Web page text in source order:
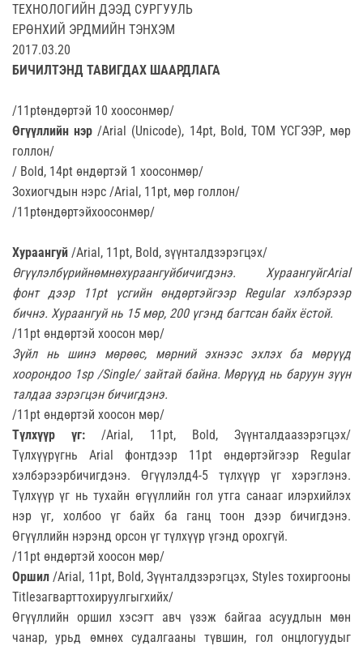
ТЕХНОЛОГИЙН ДЭЭД СУРГУУЛЬ
ЕРӨНХИЙ ЭРДМИЙН ТЭНХЭМ
2017.03.20
БИЧИЛТЭНД ТАВИГДАХ ШААРДЛАГА
/11ptөндөртэй 10 хоосонмөр/
Өгүүллийн нэр /Arial (Unicode), 14pt, Bold, TOM ҮСГЭЭР, мөр
голлон/
/ Bold, 14pt өндөртэй 1 хоосонмөр/
Зохиогчдын нэрс /Arial, 11pt, мөр голлон/
/11ptөндөртэйхоосонмөр/
Хураангуй /Arial, 11pt, Bold, зүүнталдзэрэгцэх/
Өгүүлэлбүрийнөмнөхураангуйбичигдэнэ. ХураангуйгArial
фонт дээр 11pt үсгийн өндөртэйгээр Regular хэлбэрээр
бичнэ. Хураангуй нь 15 мөр, 200 үгэнд багтсан байх ёстой.
/11pt өндөртэй хоосон мөр/
Зүйл нь шинэ мөрөөс, мөрний эхнээс эхлэх ба мөрүүд
хоорондоо 1sp /Single/ зайтай байна. Мөрүүд нь баруун зүүн
талдаа зэрэгцэн бичигдэнэ.
/11pt өндөртэй хоосон мөр/
Түлхүүр үг: /Arial, 11pt, Bold, Зүүнталдаазэрэгцэх/
Түлхүүрүгнь Arial фонтдээр 11pt өндөртэйгээр Regular
хэлбэрээрбичигдэнэ. Өгүүлэлд4-5 түлхүүр үг хэрэглэнэ.
Түлхүүр үг нь тухайн өгүүллийн гол утга санааг илэрхийлэх
нэр үг, холбоо үг байх ба ганц тоон дээр бичигдэнэ.
Өгүүллийн нэрэнд орсон үг түлхүүр үгэнд орохгүй.
/11pt өндөртэй хоосон мөр/
Оршил /Arial, 11pt, Bold, Зүүнталдзэрэгцэх, Styles тохиргооны
Titleзагварттохируулгыгхийх/
Өгүүллийн оршил хэсэгт авч үзэж байгаа асуудлын мөн
чанар, урьд өмнөх судалгааны түвшин, гол онцлогуудыг